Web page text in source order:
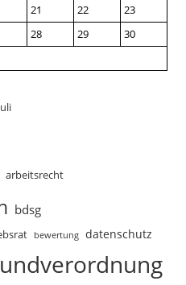
21 22
23
28 29
30
arbeitsrecht
bdsg
bewertung datenschutz